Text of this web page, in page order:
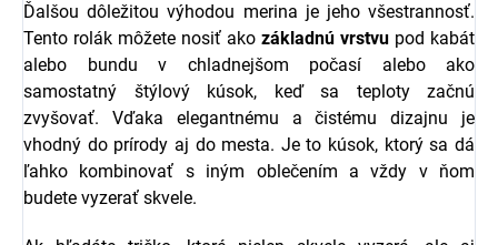
Ďalšou dôležitou výhodou merina je jeho všestrannosť.
Tento rolák môžete nosiť ako základnú vrstvu pod kabát
alebo bundu v chladnejšom počasí alebo ako
samostatný štýlový kúsok, keď sa teploty začnú
zvyšovať. Vďaka elegantnému a čistému dizajnu je
vhodný do prírody aj do mesta. Je to kúsok, ktorý sa dá
ľahko kombinovať s iným oblečením a vždy v ňom
budete vyzerať skvele.